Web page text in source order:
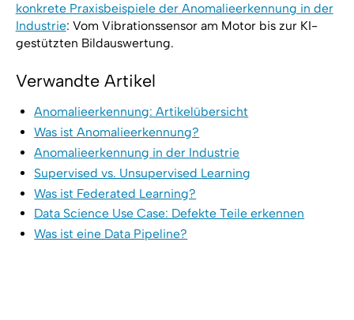
konkrete Praxisbeispiele der Anomalieerkennung in der
Industrie: Vom Vibrationssensor am Motor bis zur KI-
gestützten Bildauswertung.
Verwandte Artikel
Anomalieerkennung: Artikelübersicht
Was ist Anomalieerkennung?
Anomalieerkennung in der Industrie
Supervised vs. Unsupervised Learning
Was ist Federated Learning?
Data Science Use Case: Defekte Teile erkennen
Was ist eine Data Pipeline?